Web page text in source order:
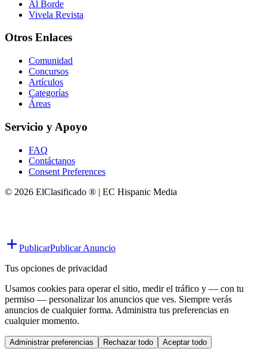
Al Borde
Vivela Revista
Otros Enlaces
Comunidad
Concursos
Artículos
Categorías
Áreas
Servicio y Apoyo
FAQ
Contáctanos
Consent Preferences
© 2026 ElClasificado ® | EC Hispanic Media
PublicarPublicar Anuncio
Tus opciones de privacidad
Usamos cookies para operar el sitio, medir el tráfico y — con tu
permiso — personalizar los anuncios que ves. Siempre verás
anuncios de cualquier forma. Administra tus preferencias en
cualquier momento.
Administrar preferencias Rechazar todo Aceptar todo